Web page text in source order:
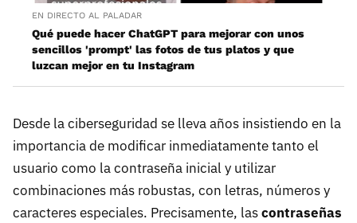
EN DIRECTO AL PALADAR
Qué puede hacer ChatGPT para mejorar con unos
sencillos 'prompt' las fotos de tus platos y que
luzcan mejor en tu Instagram
Desde la ciberseguridad se lleva años insistiendo en la
importancia de modificar inmediatamente tanto el
usuario como la contraseña inicial y utilizar
combinaciones más robustas, con letras, números y
caracteres especiales. Precisamente, lascontraseñas